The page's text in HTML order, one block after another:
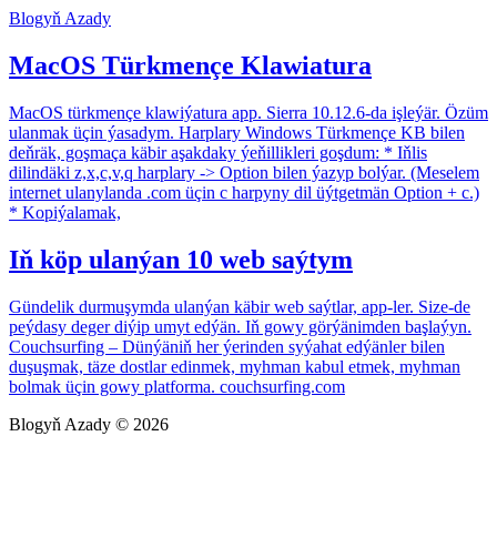
Blogyň Azady
MacOS Türkmençe Klawiatura
MacOS türkmençe klawiýatura app. Sierra 10.12.6-da işleýär. Özüm
ulanmak üçin ýasadym. Harplary Windows Türkmençe KB bilen
deňräk, goşmaça käbir aşakdaky ýeňillikleri goşdum: * Iňlis
dilindäki z,x,c,v,q harplary -> Option bilen ýazyp bolýar. (Meselem
internet ulanylanda .com üçin c harpyny dil üýtgetmän Option + c.)
* Kopiýalamak,
Iň köp ulanýan 10 web saýtym
Gündelik durmuşymda ulanýan käbir web saýtlar, app-ler. Size-de
peýdasy deger diýip umyt edýän. Iň gowy görýänimden başlaýyn.
Couchsurfing – Dünýäniň her ýerinden syýahat edýänler bilen
duşuşmak, täze dostlar edinmek, myhman kabul etmek, myhman
bolmak üçin gowy platforma. couchsurfing.com
Blogyň Azady © 2026